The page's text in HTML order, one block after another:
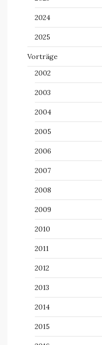
2024
2025
Vorträge
2002
2003
2004
2005
2006
2007
2008
2009
2010
2011
2012
2013
2014
2015